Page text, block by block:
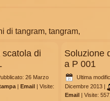
di tangram, tangram,
di
26 Marzo
Email
Visite:
Soluzione
a P 001
Ultima
Dicembre 2013|
Email | Visite: